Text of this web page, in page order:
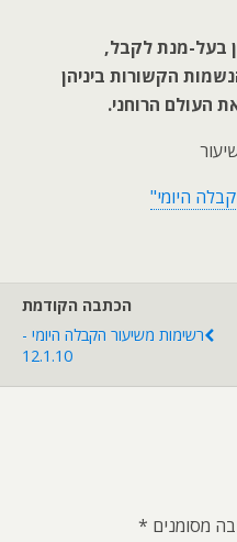
בעל-מנת לקבל,
הקשורות ביניהן
העולם הרוחני.
היומי"
הכתבה הקודמת
רשימות משיעור הקבלה היומי -
12.1.10
מסומנים *